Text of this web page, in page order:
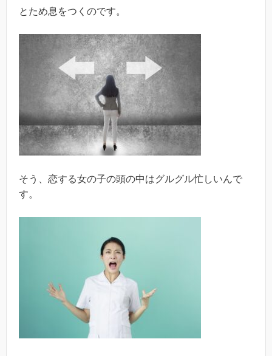
とため息をつくのです。
そう、恋する女の子の頭の中はグルグル忙しいんで
す。